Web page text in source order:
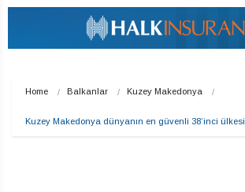
Home Balkanlar Kuzey Makedonya
Kuzey Makedonya dünyanın en güvenli 38’inci ülkesi